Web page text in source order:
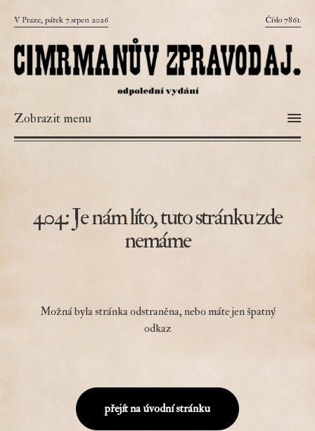
V Praze, pátek 7.srpen 2026 Číslo 7861.
Zobrazit menu
404: Je nám líto, tuto stránku zde
nemáme
Možná byla stránka odstraněna, nebo máte jen špatný
odkaz
přejít na úvodní stránku